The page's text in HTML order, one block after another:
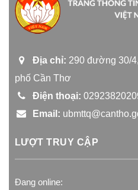
Địa chỉ: 290 đường 30/
phố Cần Thơ
Điện thoại:
Email:
LƯỢT TRUY CẬP
Đang online: